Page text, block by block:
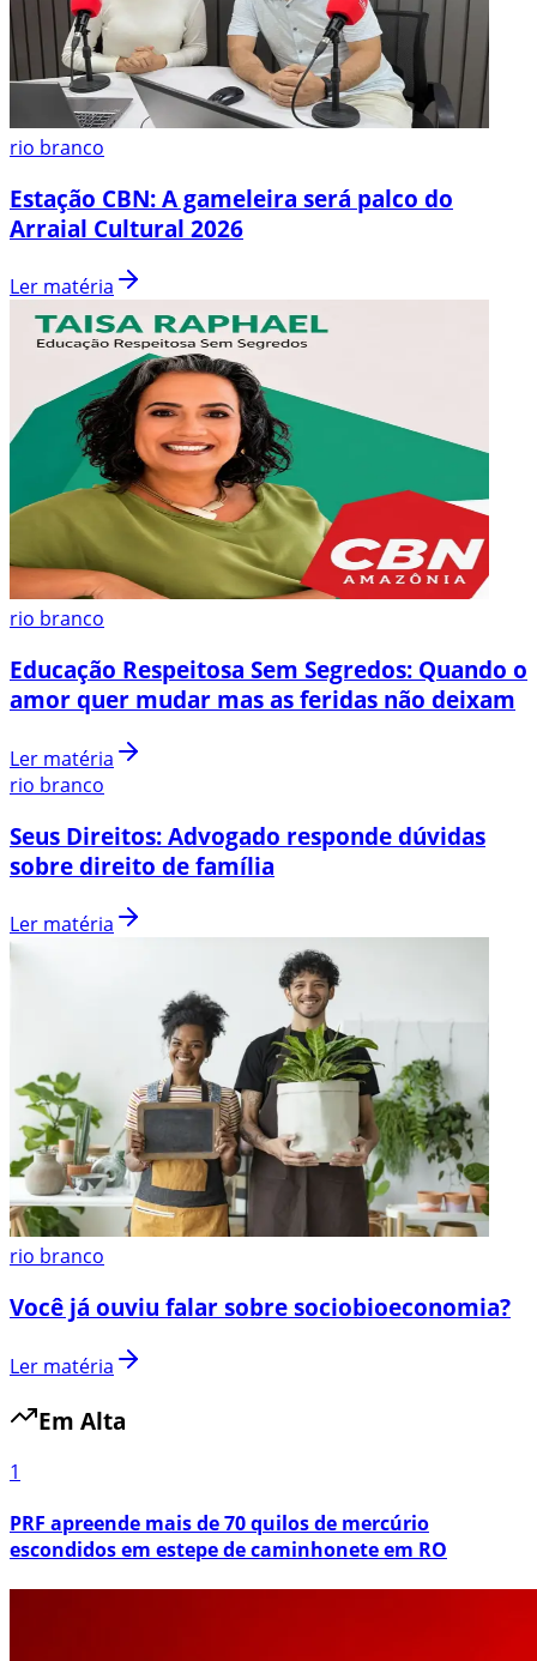
rio branco
Estação CBN: A gameleira será palco do
Arraial Cultural 2026
Ler matéria
rio branco
Educação Respeitosa Sem Segredos: Quando o
amor quer mudar mas as feridas não deixam
Ler matéria
rio branco
Seus Direitos: Advogado responde dúvidas
sobre direito de família
Ler matéria
rio branco
Você já ouviu falar sobre sociobioeconomia?
Ler matéria
Em Alta
1
PRF apreende mais de 70 quilos de mercúrio
escondidos em estepe de caminhonete em RO